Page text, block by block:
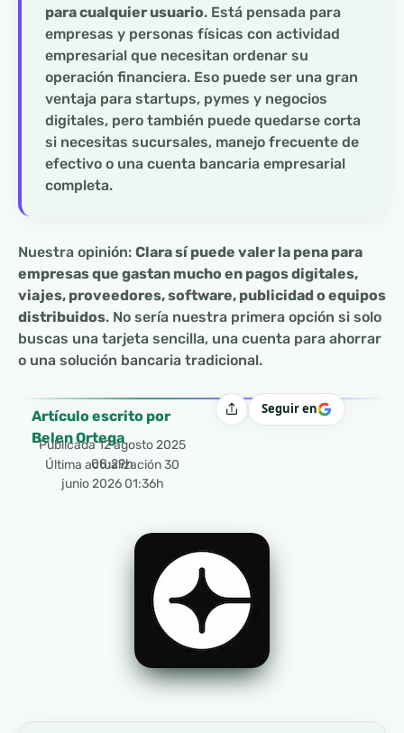
para cualquier usuario. Está pensada para
empresas y personas físicas con actividad
empresarial que necesitan ordenar su
operación financiera. Eso puede ser una gran
ventaja para startups, pymes y negocios
digitales, pero también puede quedarse corta
si necesitas sucursales, manejo frecuente de
efectivo o una cuenta bancaria empresarial
completa.
Nuestra opinión: Clara sí puede valer la pena para
empresas que gastan mucho en pagos digitales,
viajes, proveedores, software, publicidad o equipos
distribuidos. No sería nuestra primera opción si solo
buscas una tarjeta sencilla, una cuenta para ahorrar
o una solución bancaria tradicional.
Artículo escrito por
Belen Ortega
Publicada12 agosto 2025
08:29h
Última actualización 30
junio 2026 01:36h
CompartirSeguir en